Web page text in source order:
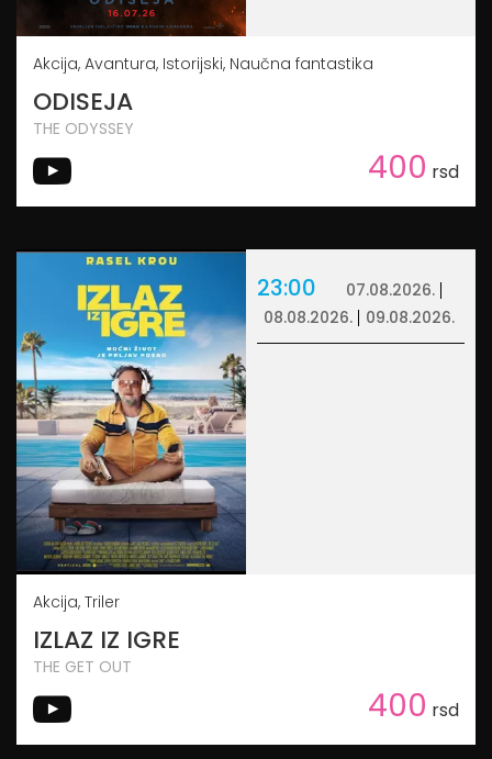
Akcija, Avantura, Istorijski, Naučna fantastika
ODISEJA
THE ODYSSEY
400 rsd
23:00
07.08.2026.
08.08.2026.
09.08.2026.
Akcija, Triler
IZLAZ IZ IGRE
THE GET OUT
400 rsd